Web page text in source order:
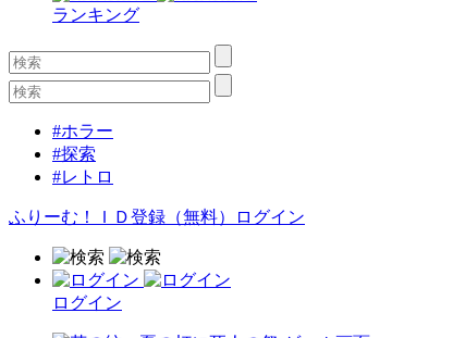
ランキング
#ホラー
#探索
#レトロ
ふりーむ！ＩＤ登録（無料） ログイン
ログイン